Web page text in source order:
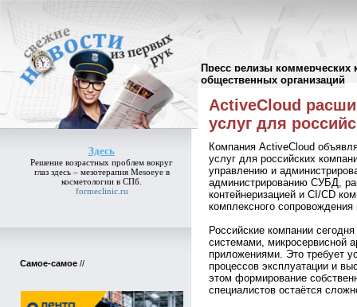
Пресс релизы коммерческих
общественных организаций
Здесь
Решение возрастных проблем вокруг
глаз здесь– мезотерапия Mesoeye в
косметологии в СПб.
formeclinic.ru
Самое-самое //
Пресс-релизы//
ActiveCloud
услуг для
Компания ActiveCloud
услуг для российских
управлению и
администрированию СУБД,
контейнеризацией и CI/CD
комплексного
Российские компании
системами, микросервисной
приложениями. Это требует
процессов эксплуатации и
этом формирование
специалистов остаётся